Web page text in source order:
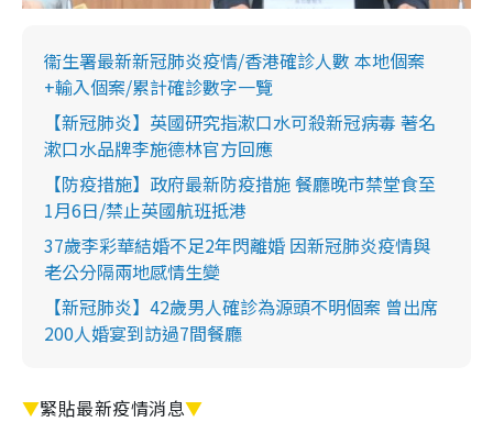
衞生署最新新冠肺炎疫情/香港確診人數 本地個案
+輸入個案/累計確診數字一覽
【新冠肺炎】英國研究指漱口水可殺新冠病毒 著名
漱口水品牌李施德林官方回應
【防疫措施】政府最新防疫措施 餐廳晚市禁堂食至
1月6日/禁止英國航班抵港
37歲李彩華結婚不足2年閃離婚 因新冠肺炎疫情與
老公分隔兩地感情生變
【新冠肺炎】42歲男人確診為源頭不明個案 曾出席
200人婚宴到訪過7間餐廳
▼緊貼最新疫情消息▼